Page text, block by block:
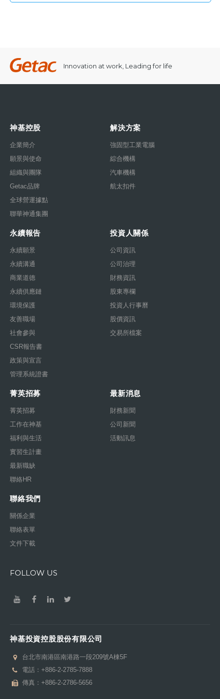
Innovation at work, Leading for life
神基控股
企業簡介
願景與使命
組織與團隊
Getac品牌
全球營運據點
聯華神通集團
解決方案
強固型工業電腦
綜合機構
汽車機構
航太扣件
永續報告
永續願景
永續溝通
商業道德
永續供應鏈
環境保護
友善職場
社會參與
CSR報告書
政策與宣言
管理系統證書
投資人關係
公司資訊
公司治理
財務資訊
股東專欄
投資人行事曆
股價資訊
交易所檔案
菁英招募
菁英招募
工作在神基
福利與生活
實習生計畫
最新職缺
聯絡HR
最新消息
財務新聞
公司新聞
活動訊息
聯絡我們
關係企業
聯絡表單
文件下載
FOLLOW US
神基投資控股股份有限公司
台北市南港區南港路一段209號A棟5F
電話： +886-2-2785-7888
傳真：+886-2-2786-5656